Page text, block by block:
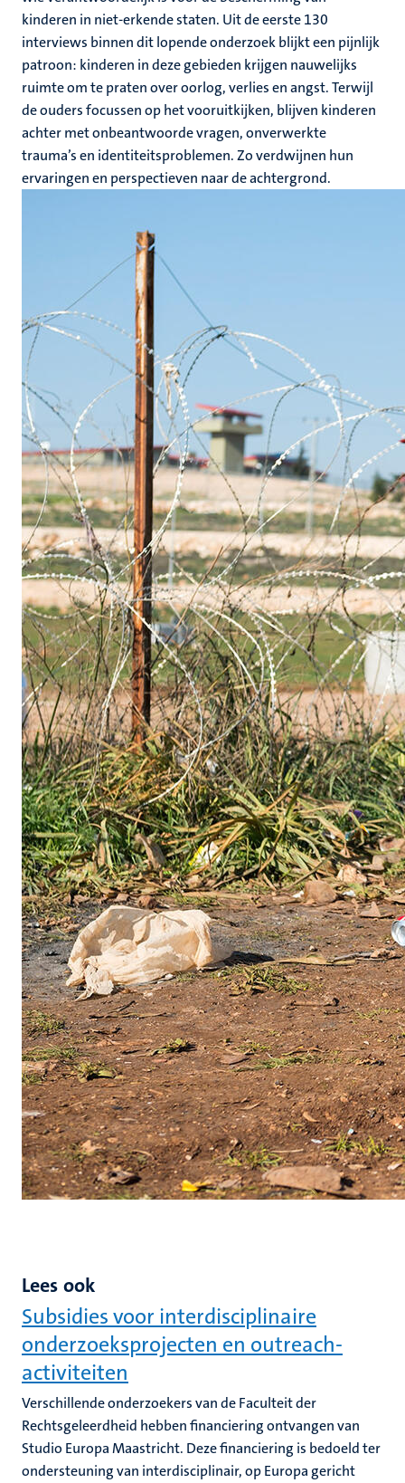
kinderen in niet-erkende staten. Uit de eerste 130
interviews binnen dit lopende onderzoek blijkt een pijnlijk
patroon: kinderen in deze gebieden krijgen nauwelijks
ruimte om te praten over oorlog, verlies en angst. Terwijl
de ouders focussen op het vooruitkijken, blijven kinderen
achter met onbeantwoorde vragen, onverwerkte
trauma’s en identiteitsproblemen. Zo verdwijnen hun
ervaringen en perspectieven naar de achtergrond.
Lees ook
Subsidies voor interdisciplinaire
onderzoeksprojecten en outreach-
activiteiten
Verschillende onderzoekers van de Faculteit der
Rechtsgeleerdheid hebben financiering ontvangen van
Studio Europa Maastricht. Deze financiering is bedoeld ter
ondersteuning van interdisciplinair, op Europa gericht